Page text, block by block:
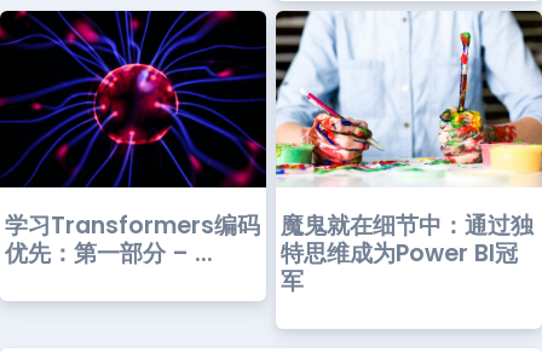
学习Transformers编码
优先：第一部分 – ...
魔鬼就在细节中：通过独
特思维成为Power BI冠
军